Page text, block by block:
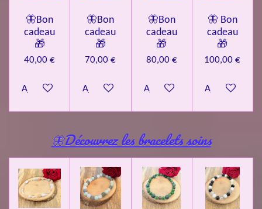
🦋Bon
cadeau
🎁
40,00 €
Ajouter au panier
🦋Bon
cadeau
🎁
70,00 €
Ajouter au panier
🦋Bon
cadeau
🎁
80,00 €
Ajouter au panier
🦋 Bon
cadeau
🎁
100,00 €
Ajouter au
🦋Découvrez les bracelets soins